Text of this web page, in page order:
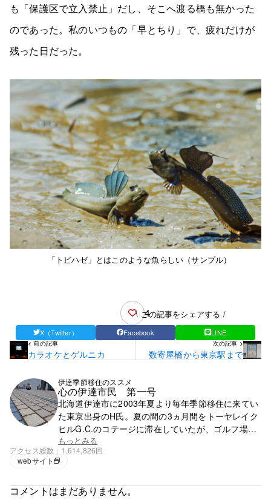
も「保護区で立入禁止」だし、そこへ渡る橋も無かった
のであった。私のいつもの「早とちり」で、疲れだけが
残った日だった。
「トビハゼ」とはこのような魚らしい（サンプル）
4
\ この記事をシェアする /
X（Twitter） Facebook LINE
< 前の記事
カラオケとゲルニカ
次の記事 >
数寄屋橋から東京駅まで
伊達季節移住のススメ
心の伊達市民 第一号
北海道伊達市に2003年夏より毎年季節移住に来てい
た東京出身のH氏。夏の間の3ヵ月間をトーヤレイク
ヒルG.C.のコテージに滞在していたが、ゴルフ場の
閉鎖で滞在先を失う。それ以降は行く先が無く、都
心で徘徊の毎日。
もっとみる
アクセス総数
1,614,826回
webサイト
コメントはまだありません。